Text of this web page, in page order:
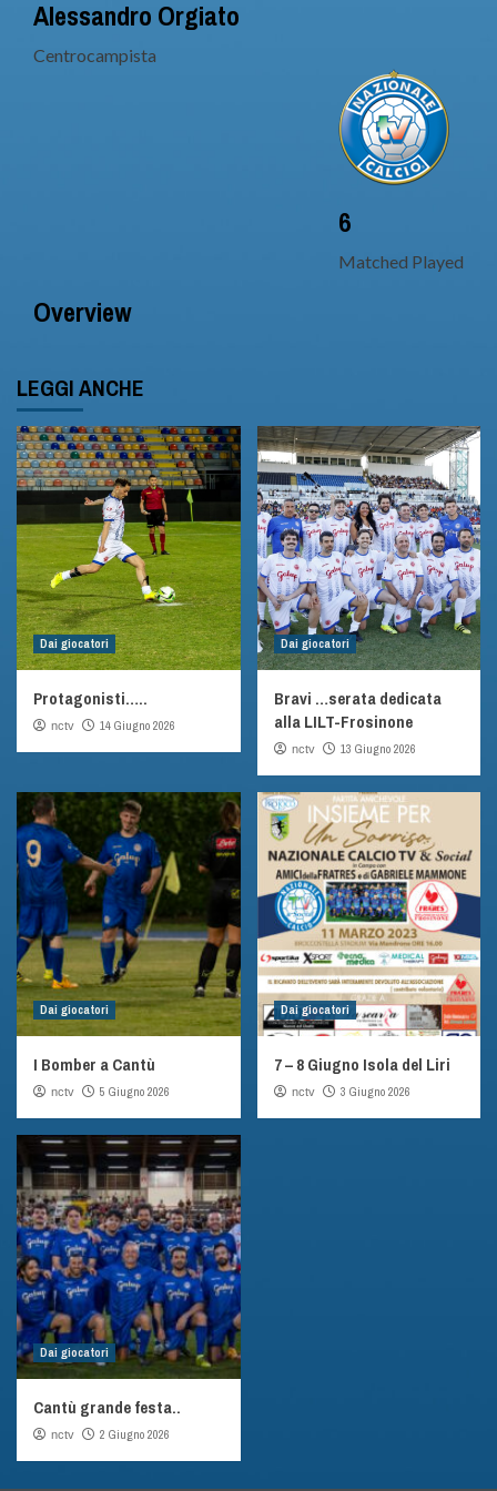
Alessandro Orgiato
Centrocampista
6
Matched Played
Overview
LEGGI ANCHE
Dai giocatori
Protagonisti…..
nctv 14 Giugno 2026
Dai giocatori
Bravi …serata dedicata
alla LILT-Frosinone
nctv 13 Giugno 2026
Dai giocatori
I Bomber a Cantù
nctv 5 Giugno 2026
Dai giocatori
7 – 8 Giugno Isola del Liri
nctv 3 Giugno 2026
Dai giocatori
Cantù grande festa..
nctv 2 Giugno 2026